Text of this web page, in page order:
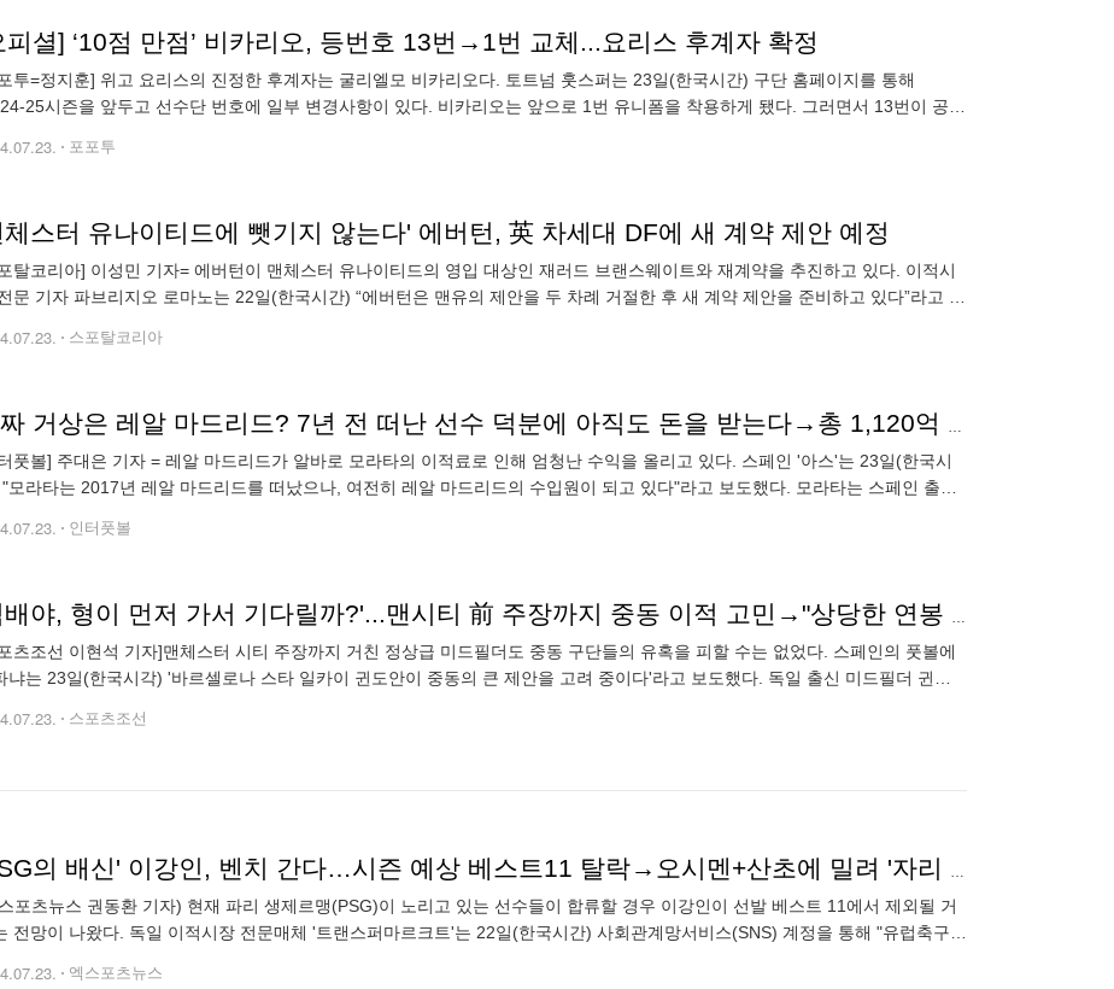
피셜] ‘10점 만점’ 비카리오, 등번호 13번→1번 교체...요리스 후계자 확정
투=정지훈] 위고 요리스의 진정한 후계자는 굴리엘모 비카리오다. 토트넘 훗스퍼는 23일(한국시간) 구단 홈페이지를 통해
25시즌을 앞두고 선수단 번호에 일부 변경사항이 있다. 비카리오는 앞으로 1번 유니폼을 착용하게 됐다. 그러면서 13번이 공석
포포투
체스터 유나이티드에 뺏기지 않는다' 에버턴, 英 차세대 DF에 새 계약 제안 예정
탈코리아] 이성민 기자= 에버턴이 맨체스터 유나이티드의 영입 대상인 재러드 브랜스웨이트와 재계약을 추진하고 있다. 이적시
문 기자 파브리지오 로마노는 22일(한국시간) “에버턴은 맨유의 제안을 두 차례 거절한 후 새 계약 제안을 준비하고 있다”라고 전
스포탈코리아
진짜 거상은 레알 마드리드? 7년 전 떠난 선수 덕분에 아직도 돈을 받는다→총 1,120억 돌파
풋볼] 주대은 기자 = 레알 마드리드가 알바로 모라타의 이적료로 인해 엄청난 수익을 올리고 있다. 스페인 '아스'는 23일(한국시
모라타는 2017년 레알 마드리드를 떠났으나, 여전히 레알 마드리드의 수입원이 되고 있다"라고 보도했다. 모라타는 스페인 출신
인터풋볼
'덕배야, 형이 먼저 가서 기다릴까?'...맨시티 前 주장까지 중동 이적 고민→"상당한 연봉 제안 예상"
츠조선 이현석 기자]맨체스터 시티 주장까지 거친 정상급 미드필더도 중동 구단들의 유혹을 피할 수는 없었다. 스페인의 풋볼에
냐는 23일(한국시각) '바르셀로나 스타 일카이 귄도안이 중동의 큰 제안을 고려 중이다'라고 보도했다. 독일 출신 미드필더 귄도
스포츠조선
'PSG의 배신' 이강인, 벤치 간다…시즌 예상 베스트11 탈락→오시멘+산초에 밀려 '자리 X'
포츠뉴스 권동환 기자) 현재 파리 생제르맹(PSG)이 노리고 있는 선수들이 합류할 경우 이강인이 선발 베스트 11에서 제외될 거
전망이 나왔다. 독일 이적시장 전문매체 '트랜스퍼마르크트'는 22일(한국시간) 사회관계망서비스(SNS) 계정을 통해 "유럽축구연
엑스포츠뉴스